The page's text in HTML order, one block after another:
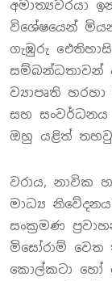
අමාත්‍යවරයා
විශේෂයෙන්
ගැඹුරු
සම්බන්ධතාවන්
ව්‍යාපෘති
සහ සංවර්ධනය
ඔහු යළිත්
වරාය, නාවික
මාධ්‍ය
සංක්‍රමණ
මිසෝරාම්
කොල්කටා හෝ